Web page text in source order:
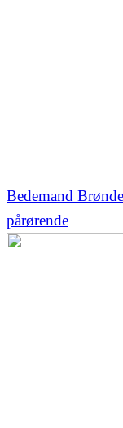
Bedemand
pårørende